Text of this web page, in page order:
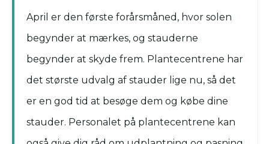
April er den første forårsmåned, hvor solen
begynder at mærkes, og stauderne
begynder at skyde frem. Plantecentrene har
det største udvalg af stauder lige nu, så det
er en god tid at besøge dem og købe dine
stauder. Personalet på plantecentrene kan